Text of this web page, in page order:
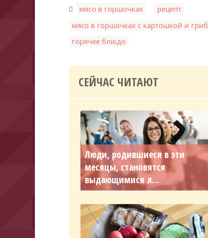
мясо в горшочках рецепт
мясо в горшочках с картошкой и гриб
горячее блюдо
СЕЙЧАС ЧИТАЮТ
Люди, родившиеся в эти
месяцы, становятся
выдающимися л...